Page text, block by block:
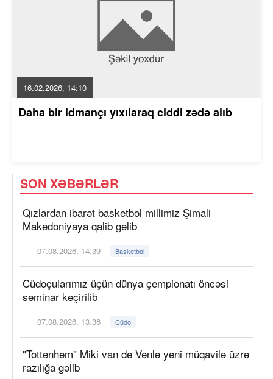
16.02.2026, 14:10
Daha bir idmançı yıxılaraq ciddi zədə alıb
SON XƏBƏRLƏR
Qızlardan ibarət basketbol millimiz Şimali
Makedoniyaya qalib gəlib
07.08.2026, 14:39 Basketbol
Cüdoçularımız üçün dünya çempionatı öncəsi
seminar keçirilib
07.08.2026, 13:36 Cüdo
"Tottenhem" Miki van de Venlə yeni müqavilə üzrə
razılığa gəlib